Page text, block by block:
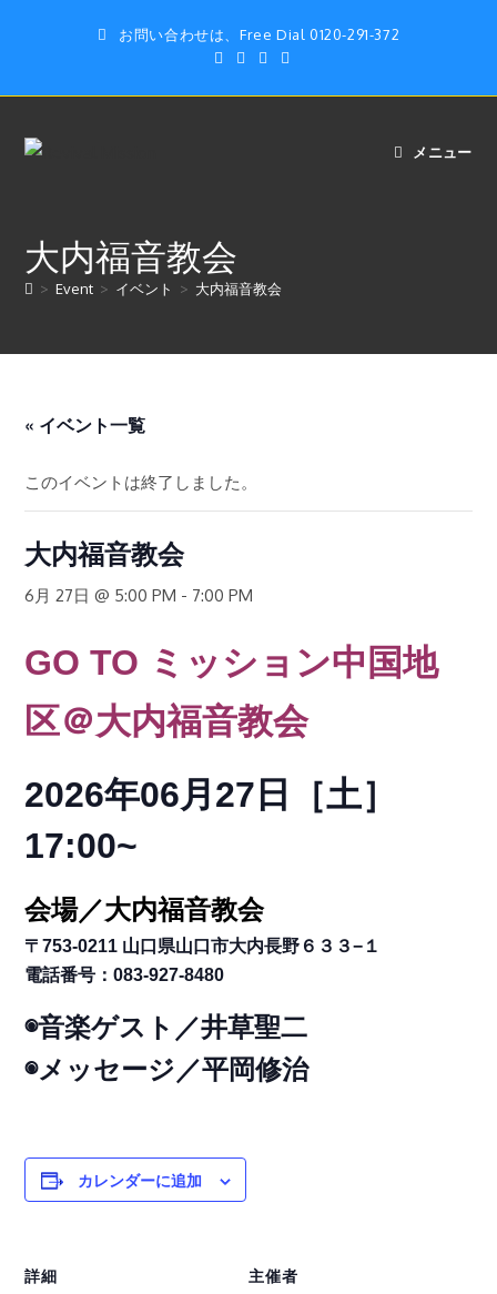
ン
お問い合わせは、Free Dial 0120-291-372
メニュー
大内福音教会
> Event > イベント > 大内福音教会
« イベント一覧
このイベントは終了しました。
大内福音教会
6月 27日 @ 5:00 PM - 7:00 PM
GO TO ミッション中国地
区＠大内福音教会
2026年06月27日［土］
17:00~
会場／大内福音教会
〒753-0211 山口県山口市大内長野６３３−１
電話番号：083-927-8480
◉音楽ゲスト／井草聖二
◉メッセージ／平岡修治
カレンダーに追加
詳細 主催者